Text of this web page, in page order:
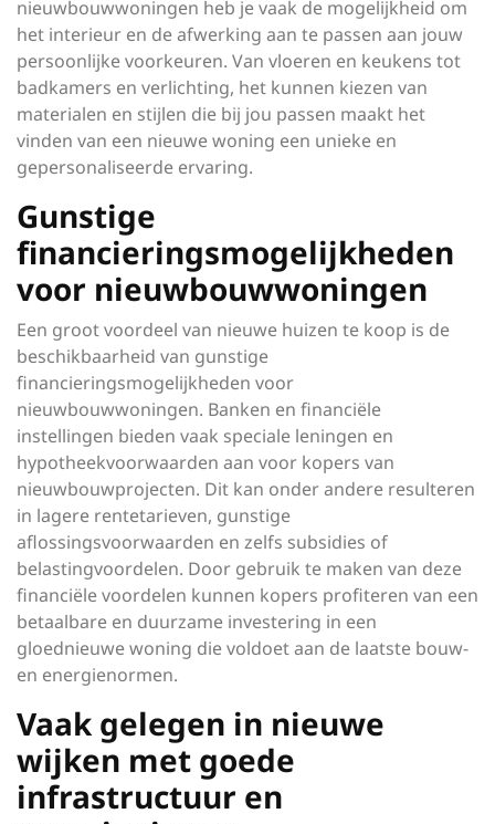
nieuwbouwwoningen heb je vaak de mogelijkheid om
het interieur en de afwerking aan te passen aan jouw
persoonlijke voorkeuren. Van vloeren en keukens tot
badkamers en verlichting, het kunnen kiezen van
materialen en stijlen die bij jou passen maakt het
vinden van een nieuwe woning een unieke en
gepersonaliseerde ervaring.
Gunstige
financieringsmogelijkheden
voor nieuwbouwwoningen
Een groot voordeel van nieuwe huizen te koop is de
beschikbaarheid van gunstige
financieringsmogelijkheden voor
nieuwbouwwoningen. Banken en financiële
instellingen bieden vaak speciale leningen en
hypotheekvoorwaarden aan voor kopers van
nieuwbouwprojecten. Dit kan onder andere resulteren
in lagere rentetarieven, gunstige
aflossingsvoorwaarden en zelfs subsidies of
belastingvoordelen. Door gebruik te maken van deze
financiële voordelen kunnen kopers profiteren van een
betaalbare en duurzame investering in een
gloednieuwe woning die voldoet aan de laatste bouw-
en energienormen.
Vaak gelegen in nieuwe
wijken met goede
infrastructuur en